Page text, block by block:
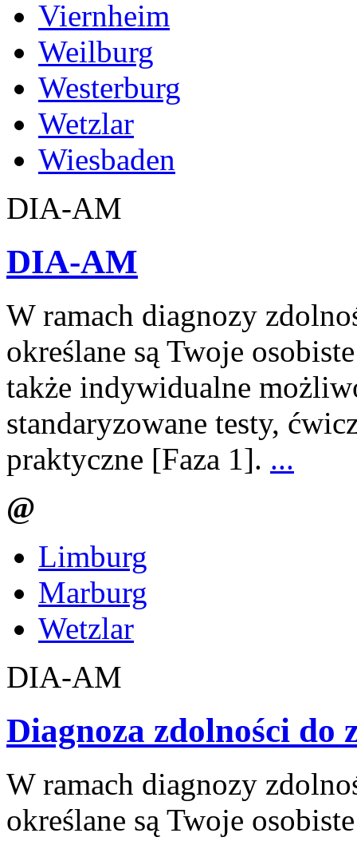
Viernheim
Weilburg
Westerburg
Wetzlar
Wiesbaden
DIA-​AM
DIA-AM
W ramach diagnozy
określane są Twoje
także indywidualne
standaryzowane testy,
praktyczne [Faza 1]. ...
@
Limburg
Marburg
Wetzlar
DIA-​AM
Diagnoza zdolności do
W ramach diagnozy
określane są Twoje